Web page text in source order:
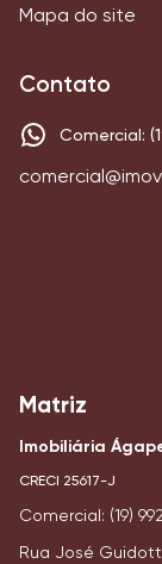
Mapa do site
Contato
Comercial:
Matriz
Imobiliária
CRECI 25617-J
Comercial: (19)
Rua José